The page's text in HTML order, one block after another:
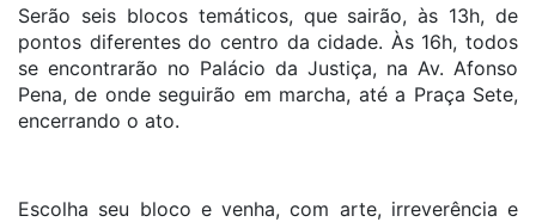
Serão seis blocos temáticos, que sairão, às 13h, de
pontos diferentes do centro da cidade. Às 16h, todos
se encontrarão no Palácio da Justiça, na Av. Afonso
Pena, de onde seguirão em marcha, até a Praça Sete,
encerrando o ato.
Escolha seu bloco e venha, com arte, irreverência e